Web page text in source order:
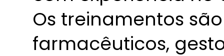
Os treinamentos
farmacêuticos,